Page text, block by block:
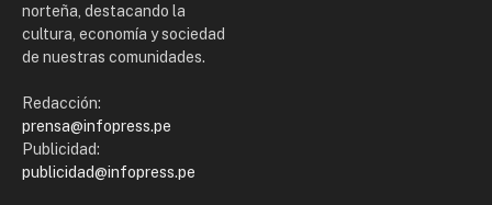
norteña, destacando la
cultura, economía y sociedad
de nuestras comunidades.
Redacción:
prensa@infopress.pe
Publicidad:
publicidad@infopress.pe